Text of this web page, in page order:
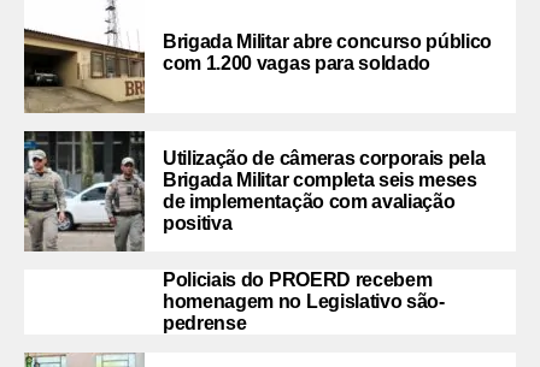
Brigada Militar abre concurso público
com 1.200 vagas para soldado
Utilização de câmeras corporais pela
Brigada Militar completa seis meses
de implementação com avaliação
positiva
Policiais do PROERD recebem
homenagem no Legislativo são-
pedrense